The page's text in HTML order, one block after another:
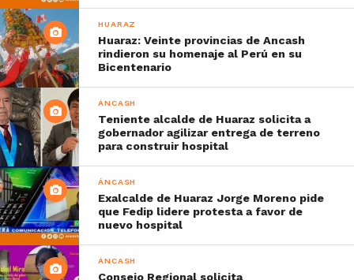
HUARAZ
Huaraz: Veinte provincias de Ancash
rindieron su homenaje al Perú en su
Bicentenario
ÁNCASH
Teniente alcalde de Huaraz solicita a
gobernador agilizar entrega de terreno
para construir hospital
ÁNCASH
Exalcalde de Huaraz Jorge Moreno pide
que Fedip lidere protesta a favor de
nuevo hospital
ÁNCASH
Consejo Regional solicita